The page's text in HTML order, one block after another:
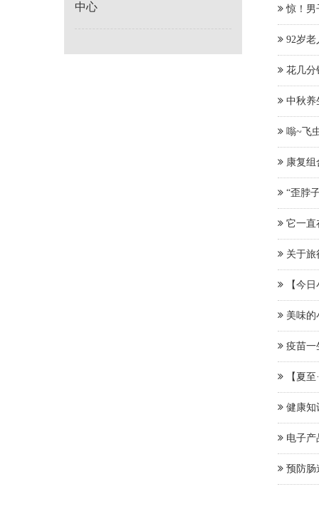
中心 惊！男
92岁老
花几分
中秋养
嗡~飞
康复组
“歪脖
它一直
关于旅
【今
美味的
疫苗一
【夏
健康知
电子
预防